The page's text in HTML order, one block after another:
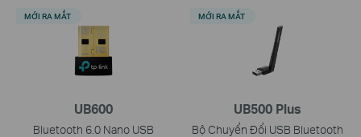
UB600
Bluetooth 6.0 Nano USB
MỚI RA MẮT
UB500 Plus
Bộ Chuyển Đổi USB Bluetooth
MỚI RA MẮT